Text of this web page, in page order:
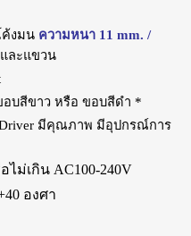
ค้งมน ความหนา 11 mm. /
ละแขวน
อบสีขาว หรือ ขอบสีดำ *
มีคุณภาพ มีอุปกรณ์การ
ไม่เกินAC100-240V
องศา